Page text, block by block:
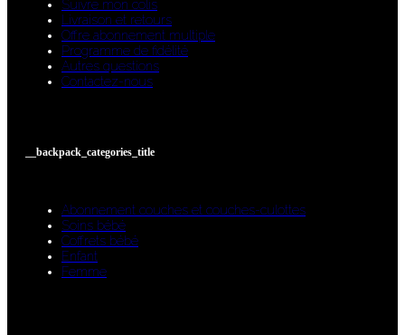
Suivre mon colis
Livraison et retours
Offre abonnement multiple
Programme de fidélité
Autres questions
Contactez-nous
__backpack_categories_title
Abonnement couches et couches-culottes
Soins bébé
Coffrets bébé
Enfant
Femme